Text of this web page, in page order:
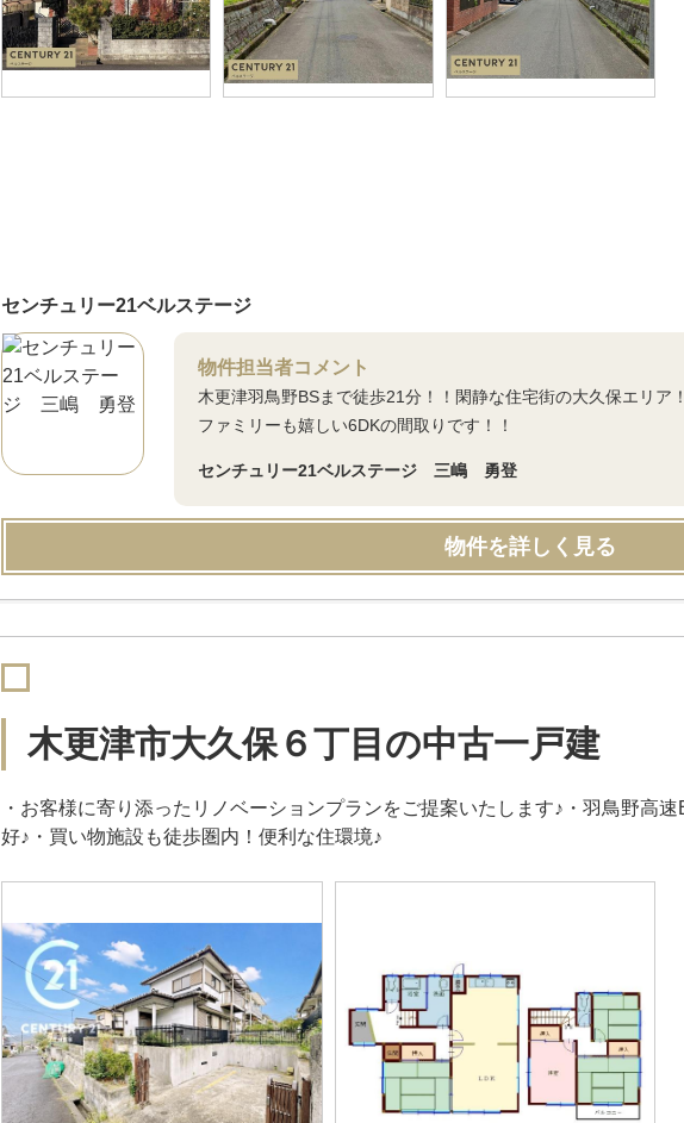
センチュリー21ベルステージ
物件担当者コメント
木更津羽鳥野BSまで徒歩21分！！閑静な住宅街の大久保エリア
ファミリーも嬉しい6DKの間取りです！！
センチュリー21ベルステージ 三嶋 勇登
物件を詳しく見る
木更津市大久保６丁目の中古一戸建
・お客様に寄り添ったリノベーションプランをご提案いたします♪・羽鳥野高
好♪・買い物施設も徒歩圏内！便利な住環境♪